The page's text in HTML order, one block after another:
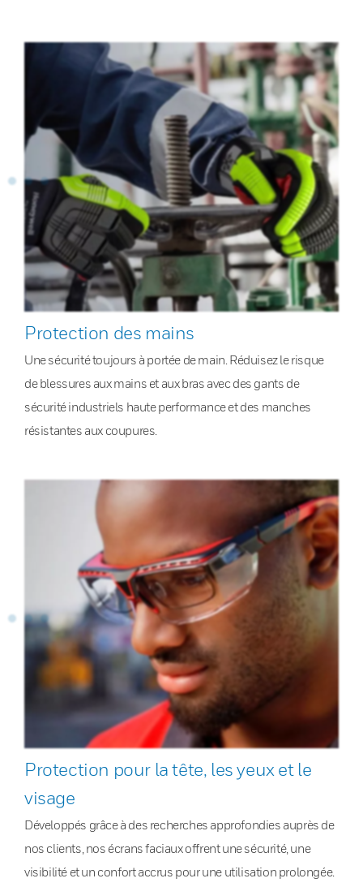
Protection des mains
Une sécurité toujours à portée de main. Réduisez le risque
de blessures aux mains et aux bras avec des gants de
sécurité industriels haute performance et des manches
résistantes aux coupures.
Protection pour la tête, les yeux et le
visage
Développés grâce à des recherches approfondies auprès de
nos clients, nos écrans faciaux offrent une sécurité, une
visibilité et un confort accrus pour une utilisation prolongée.